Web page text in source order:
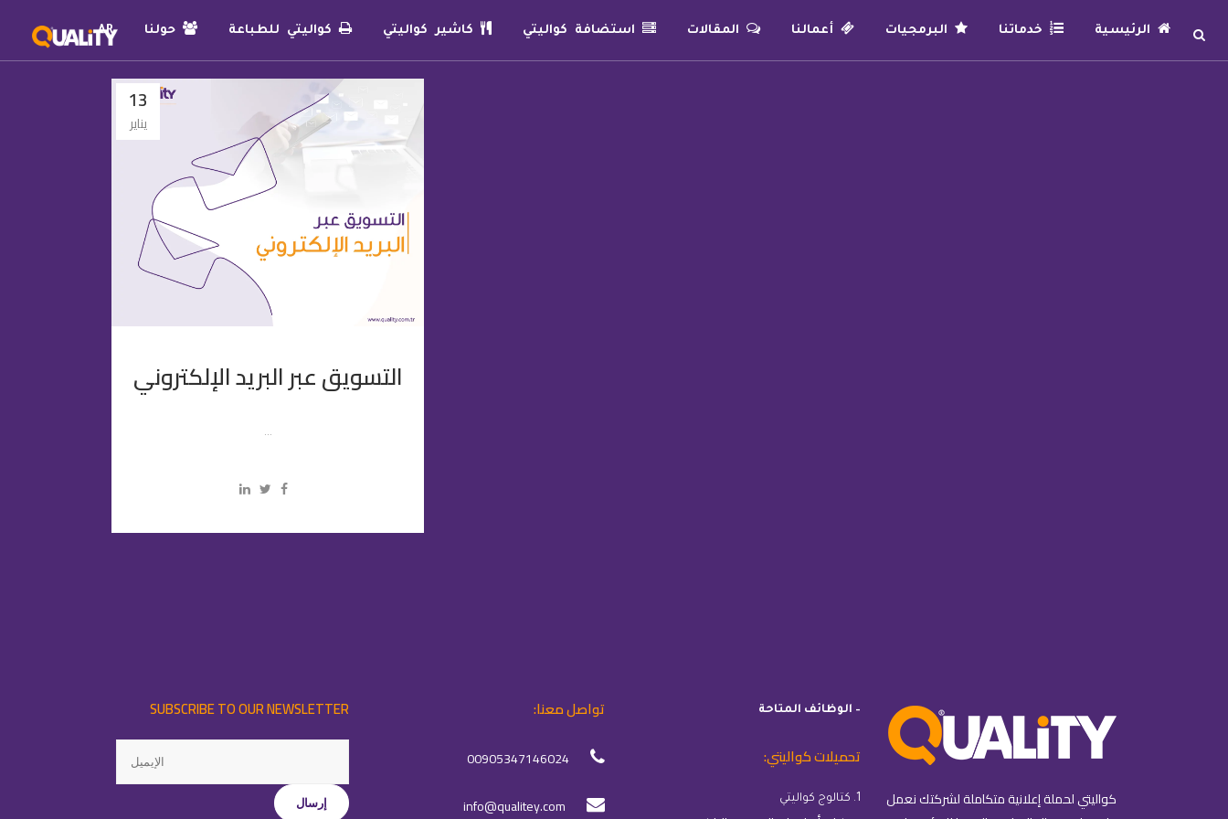
الرئيسية خدماتنا البرمجيات أعمالنا المقالات استضافة كواليتي كاشير كواليتي كواليتي للطباعة حولنا AR
13
يناير
التسويق عبر البريد الإلكتروني
...
كواليتي لحملة إعلانية متكاملة لشركتك نعمل
– الوظائف المتاحة
تحميلات كواليتي:
1. كتالوج كواليتي
تواصل معنا:
00905347146024
info@qualitey.com
SUBSCRIBE TO OUR NEWSLETTER